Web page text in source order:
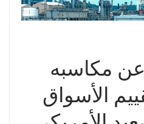
مكاسبه
الأسواق